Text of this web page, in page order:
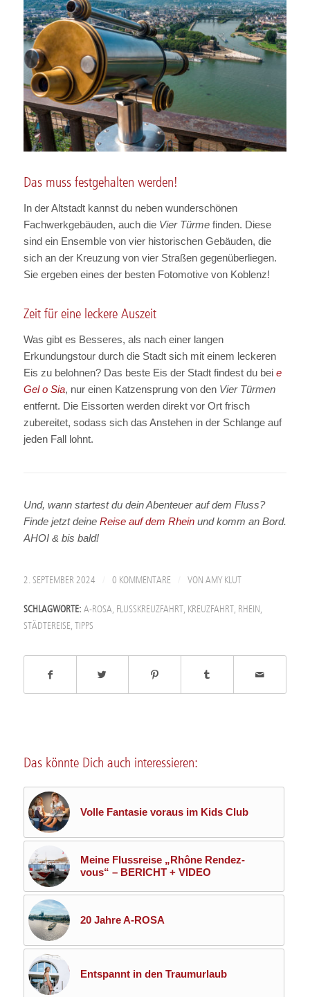
Das muss festgehalten werden!
In der Altstadt kannst du neben wunderschönen
Fachwerkgebäuden, auch die Vier Türmefinden. Diese
sind ein Ensemble von vier historischen Gebäuden, die
sich an der Kreuzung von vier Straßen gegenüberliegen.
Sie ergeben eines der besten Fotomotive von Koblenz!
Zeit für eine leckere Auszeit
Was gibt es Besseres, als nach einer langen
Erkundungstour durch die Stadt sich mit einem leckeren
Eis zu belohnen? Das beste Eis der Stadt findest du bei e
Gel o Sia, nur einen Katzensprung von den Vier Türmen
entfernt. Die Eissorten werden direkt vor Ort frisch
zubereitet, sodass sich das Anstehen in der Schlange auf
jeden Fall lohnt.
Und, wann startest du dein Abenteuer auf dem Fluss?
Finde jetzt deine Reise auf dem Rheinund komm an Bord.
AHOI & bis bald!
2. SEPTEMBER 2024 0 KOMMENTARE VON AMY KLUT
SCHLAGWORTE: A-ROSA FLUSSKREUZFAHRT, KREUZFAHRT, RHEIN
STÄDTEREISE TIPPS
Das könnte Dich auch interessieren:
Volle Fantasie voraus im Kids Club
Meine Flussreise „Rhône Rendez-
vous“ – BERICHT + VIDEO
20 Jahre A-ROSA
Entspannt in den Traumurlaub